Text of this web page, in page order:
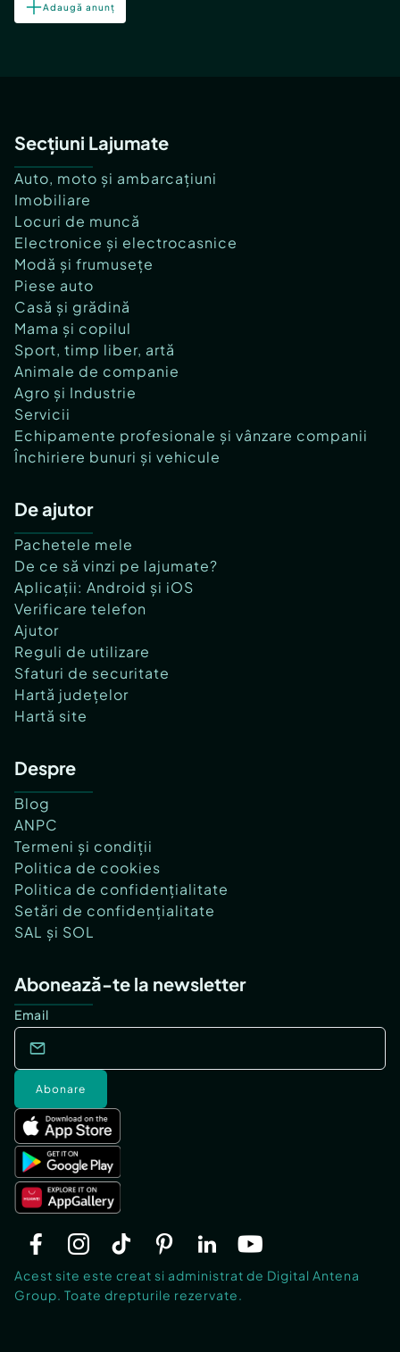
Adaugă anunț
Secțiuni Lajumate
Auto, moto și ambarcațiuni
Imobiliare
Locuri de muncă
Electronice și electrocasnice
Modă și frumusețe
Piese auto
Casă și grădină
Mama și copilul
Sport, timp liber, artă
Animale de companie
Agro și Industrie
Servicii
Echipamente profesionale și vânzare companii
Închiriere bunuri și vehicule
De ajutor
Pachetele mele
De ce să vinzi pe lajumate?
Aplicații: Android și iOS
Verificare telefon
Ajutor
Reguli de utilizare
Sfaturi de securitate
Hartă județelor
Hartă site
Despre
Blog
ANPC
Termeni și condiții
Politica de cookies
Politica de confidențialitate
Setări de confidențialitate
SAL și SOL
Abonează-te la newsletter
Email
Abonare
Acest site este creat si administrat de Digital Antena
Group. Toate drepturile rezervate.